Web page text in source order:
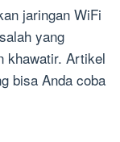
jaringan WiFi
yang
khawatir. Artikel
bisa Anda coba